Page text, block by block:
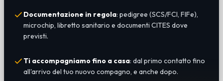
Documentazione in regola: pedigree (SCS/FCI, FIFe),
microchip, libretto sanitario e documenti CITES dove
previsti.
Ti accompagniamo fino a casa: dal primo contatto fino
all'arrivo del tuo nuovo compagno, e anche dopo.